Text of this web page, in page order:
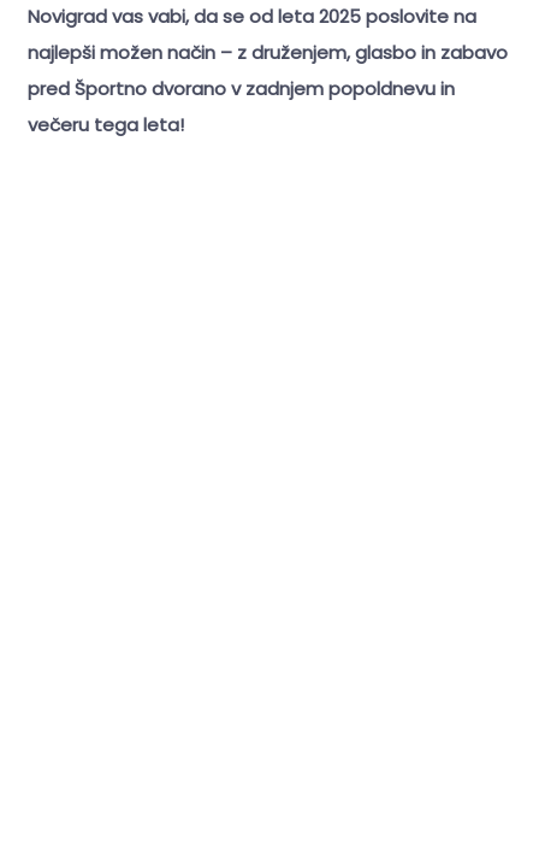
Novigrad vas vabi, da se od leta 2025 poslovite na
najlepši možen način – z druženjem, glasbo in zabavo
pred Športno dvorano v zadnjem popoldnevu in
večeru tega leta!